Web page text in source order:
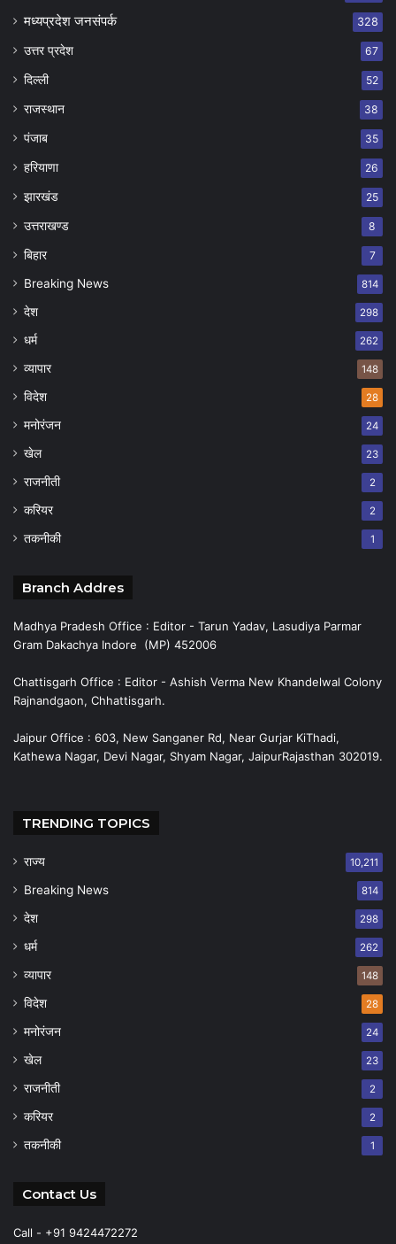
मध्यप्रदेश जनसंपर्क 328
उत्तर प्रदेश 67
दिल्ली 52
राजस्थान 38
पंजाब 35
हरियाणा 26
झारखंड 25
उत्तराखण्ड 8
बिहार 7
Breaking News 814
देश 298
धर्म 262
व्यापार 148
विदेश 28
मनोरंजन 24
खेल 23
राजनीती 2
करियर 2
तकनीकी 1
Branch Addres
Madhya Pradesh Office : Editor - Tarun Yadav, Lasudiya Parmar
Gram Dakachya Indore (MP) 452006
Chattisgarh Office : Editor - Ashish Verma New Khandelwal Colony
Rajnandgaon, Chhattisgarh.
Jaipur Office : 603, New Sanganer Rd, Near Gurjar KiThadi,
Kathewa Nagar, Devi Nagar, Shyam Nagar, JaipurRajasthan 302019.
TRENDING TOPICS
राज्य 10,211
Breaking News 814
देश 298
धर्म 262
व्यापार 148
विदेश 28
मनोरंजन 24
खेल 23
राजनीती 2
करियर 2
तकनीकी 1
Contact Us
Call - +91 9424472272